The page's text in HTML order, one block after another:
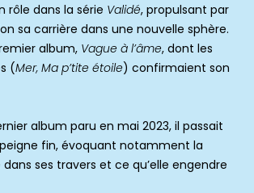
rôle dans la série Validé, propulsant par
sa carrière dans une nouvelle sphère.
album, Vague à l’âme, dont les
(Mer, Ma p’tite étoile) confirmaient son
album paru en mai 2023, il passait
fin, évoquant notamment la
ses travers et ce qu’elle engendre